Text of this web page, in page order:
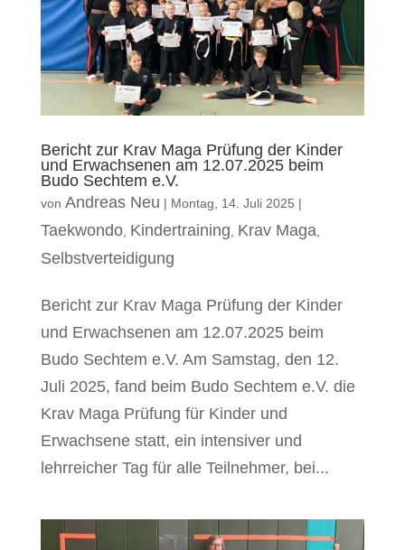
Bericht zur Krav Maga Prüfung der Kinder
und Erwachsenen am 12.07.2025 beim
Budo Sechtem e.V.
von Andreas Neu | Montag, 14. Juli 2025 |
Taekwondo, Kindertraining Krav Maga
Selbstverteidigung
Bericht zur Krav Maga Prüfung der Kinder
und Erwachsenen am 12.07.2025 beim
Budo Sechtem e.V. Am Samstag, den 12.
Juli 2025, fand beim Budo Sechtem e.V. die
Krav Maga Prüfung für Kinder und
Erwachsene statt, ein intensiver und
lehrreicher Tag für alle Teilnehmer, bei...